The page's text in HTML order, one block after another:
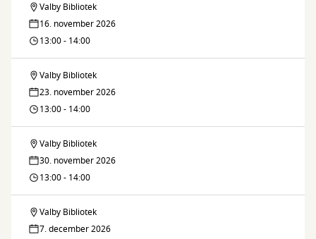
Fælleslæsning
Valby Bibliotek
16. november 2026
13:00 - 14:00
Fælleslæsning
Valby Bibliotek
23. november 2026
13:00 - 14:00
Fælleslæsning
Valby Bibliotek
30. november 2026
13:00 - 14:00
Fælleslæsning
Valby Bibliotek
7. december 2026